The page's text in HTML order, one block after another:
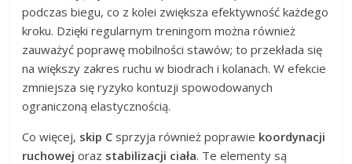
podczas biegu, co z kolei zwiększa efektywność każdego
kroku. Dzięki regularnym treningom można również
zauważyć poprawę mobilności stawów; to przekłada się
na większy zakres ruchu w biodrach i kolanach. W efekcie
zmniejsza się ryzyko kontuzji spowodowanych
ograniczoną elastycznością.
Co więcej, skip C sprzyja również poprawie koordynacji
ruchowej oraz stabilizacji ciała. Te elementy są